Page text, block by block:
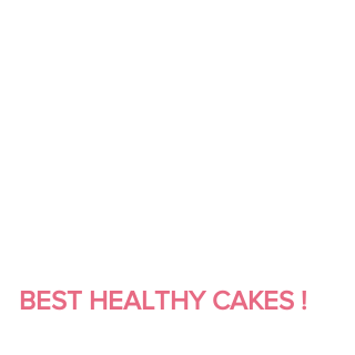
BEST HEALTHY CAKES !